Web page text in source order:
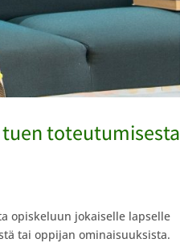
toteutumisesta
opiskeluun jokaiselle lapselle
tai oppijan ominaisuuksista.